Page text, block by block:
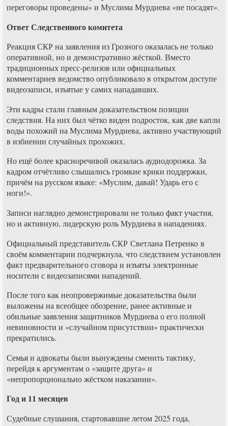
переговоры проведены» и Муслима Мурдиева «не посадят».
Ответ Следственного комитета
Реакция СКР на заявления из Грозного оказалась не только
оперативной, но и демонстративно жёсткой. Вместо
традиционных пресс-релизов или официальных
комментариев ведомство опубликовало в открытом доступе
видеозаписи, изъятые у самих нападавших.
Эти кадры стали главным доказательством позиции
следствия. На них был чётко виден подросток, как две капли
воды похожий на Муслима Мурдиева, активно участвующий
в избиении случайных прохожих.
Но ещё более красноречивой оказалась аудиодорожка. За
кадром отчётливо слышались громкие крики поддержки,
причём на русском языке: «Муслим, давай! Ударь его с
ноги!».
Записи наглядно демонстрировали не только факт участия,
но и активную, лидерскую роль Мурдиева в нападениях.
Официальный представитель СКР Светлана Петренко в
своём комментарии подчеркнула, что следствием установлен
факт предварительного сговора и изъяты электронные
носители с видеозаписями нападений.
После того как неопровержимые доказательства были
выложены на всеобщее обозрение, ранее активные и
обильные заявления защитников Мурдиева о его полной
невиновности и «случайном присутствии» практически
прекратились.
Семья и адвокаты были вынуждены сменить тактику,
перейдя к аргументам о «защите друга» и
«непропорционально жёстком наказании».
Год и 11 месяцев
Судебные слушания, стартовавшие летом 2025 года,